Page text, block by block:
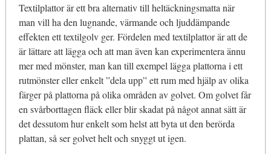
Textilplattor är ett bra alternativ till heltäckningsmatta när
man vill ha den lugnande, värmande och ljuddämpande
effekten ett textilgolv ger. Fördelen med textilplattor är att de
är lättare att lägga och att man även kan experimentera ännu
mer med mönster, man kan till exempel lägga plattorna i ett
rutmönster eller enkelt ”dela upp” ett rum med hjälp av olika
färger på plattorna på olika områden av golvet. Om golvet får
en svårborttagen fläck eller blir skadat på något annat sätt är
det dessutom hur enkelt som helst att byta ut den berörda
plattan, så ser golvet helt och snyggt ut igen.